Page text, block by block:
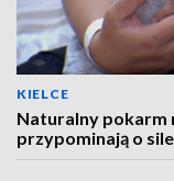
KIELCE
Naturalny pokarm
przypominają o